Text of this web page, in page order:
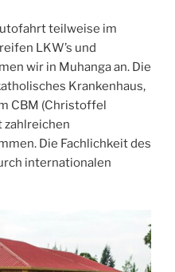
teilweise im
LKW’s und
wir in Muhanga an. Die
Krankenhaus,
CBM (Christoffel
zahlreichen
Die Fachlichkeit des
internationalen